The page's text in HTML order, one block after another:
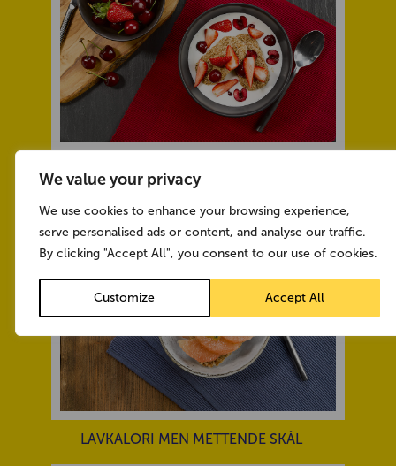
We value your privacy
We use cookies to enhance your browsing experience,
serve personalised ads or content, and analyse our traffic.
By clicking "Accept All", you consent to our use of cookies.
Customize Accept All
SØT OG SUNN SKÅL
LAVKALORI MEN METTENDE SKÅL